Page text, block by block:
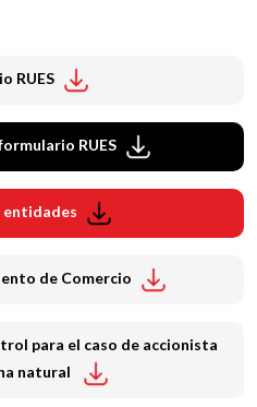
RUES
RUES
de Comercio
para el caso de accionista
natural